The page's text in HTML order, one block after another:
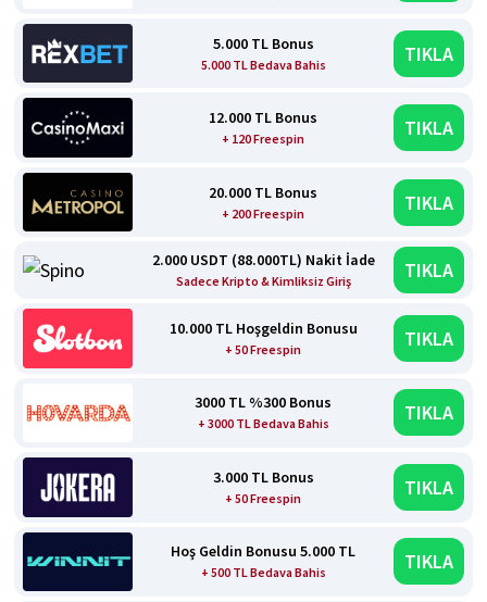
5.000 TL Bonus
5.000 TL Bedava Bahis TIKLA
12.000 TL Bonus
+ 120 Freespin TIKLA
20.000 TL Bonus
+ 200 Freespin TIKLA
2.000 USDT (88.000TL) Nakit İade
Sadece Kripto & Kimliksiz Giriş TIKLA
10.000 TL Hoşgeldin Bonusu
+ 50 Freespin TIKLA
3000 TL %300 Bonus
+ 3000 TL Bedava Bahis TIKLA
3.000 TL Bonus
+ 50 Freespin TIKLA
Hoş Geldin Bonusu 5.000 TL
+ 500 TL Bedava Bahis TIKLA